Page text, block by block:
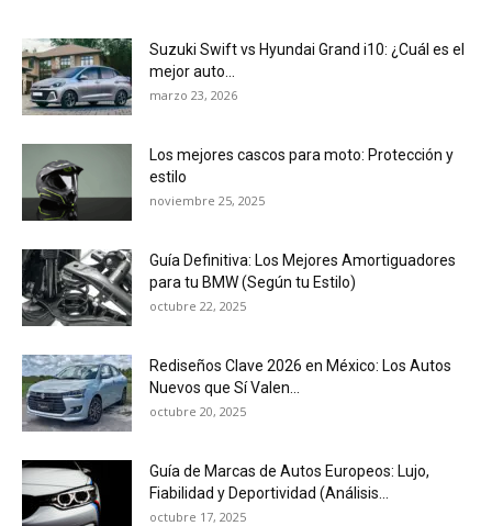
Suzuki Swift vs Hyundai Grand i10: ¿Cuál es el
mejor auto...
marzo 23, 2026
Los mejores cascos para moto: Protección y
estilo
noviembre 25, 2025
Guía Definitiva: Los Mejores Amortiguadores
para tu BMW (Según tu Estilo)
octubre 22, 2025
Rediseños Clave 2026 en México: Los Autos
Nuevos que Sí Valen...
octubre 20, 2025
Guía de Marcas de Autos Europeos: Lujo,
Fiabilidad y Deportividad (Análisis...
octubre 17, 2025